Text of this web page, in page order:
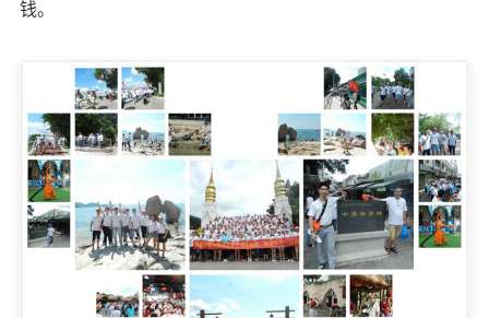
钱。